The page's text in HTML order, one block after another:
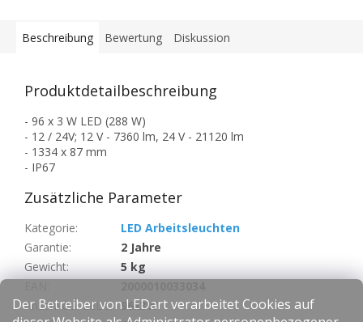
Der Betreiber von LEDart verarbeitet Cookies auf
Beschreibung Bewertung Diskussion
Produktdetailbeschreibung
- 96 x 3 W LED (288 W)
- 12 / 24V; 12 V - 7360 lm, 24 V - 21120 lm
- 1334 x 87 mm
- IP67
Zusätzliche Parameter
Kategorie:
LED Arbeitsleuchten
Garantie:
2 Jahre
Gewicht:
5 kg
Anzahl der LEDs: 96x3W